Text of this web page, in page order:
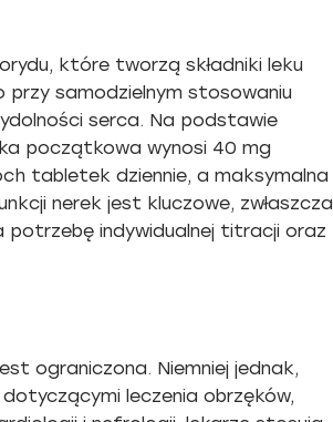
które tworzą składniki leku
przy samodzielnym stosowaniu
serca. Na podstawie
początkowa wynosi 40 mg
tabletek dziennie, a maksymalna
nerek jest kluczowe, zwłaszcza
potrzebę indywidualnej titracji oraz
ograniczona. Niemniej jednak,
leczenia obrzęków,